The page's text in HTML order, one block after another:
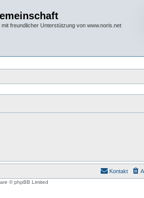
freundlicher Unterstützung von www.noris.net
Kontakt
© phpBB Limited